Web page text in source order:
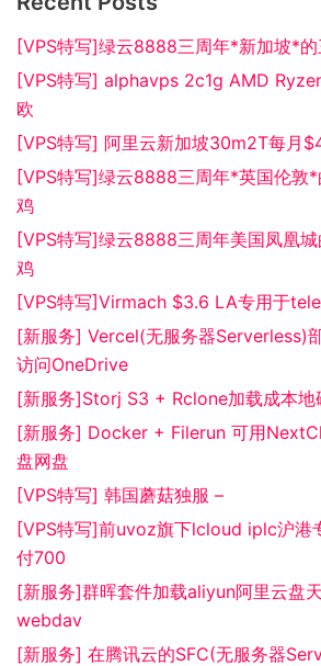
[VPS特写]绿云8888三周年*新加坡*
[VPS特写] alphavps 2c1g AMD
欧
[VPS特写] 阿里云新加坡30m2T每月
[VPS特写]绿云8888三周年*英国伦敦
鸡
[VPS特写]绿云8888三周年美国凤凰
鸡
[VPS特写]Virmach $3.6 LA专用于
[新服务] Vercel(无服务器Serverless)
访问OneDrive
[新服务]Storj S3 + Rclone加载成本地
[新服务] Docker + Filerun 可用
盘网盘
[VPS特写] 韩国蘑菇独服 –
[VPS特写]前uvoz旗下lcloud iplc沪港
付700
[新服务]群晖套件加载aliyun阿里云盘
webdav
[新服务] 在腾讯云的SFC(无服务器